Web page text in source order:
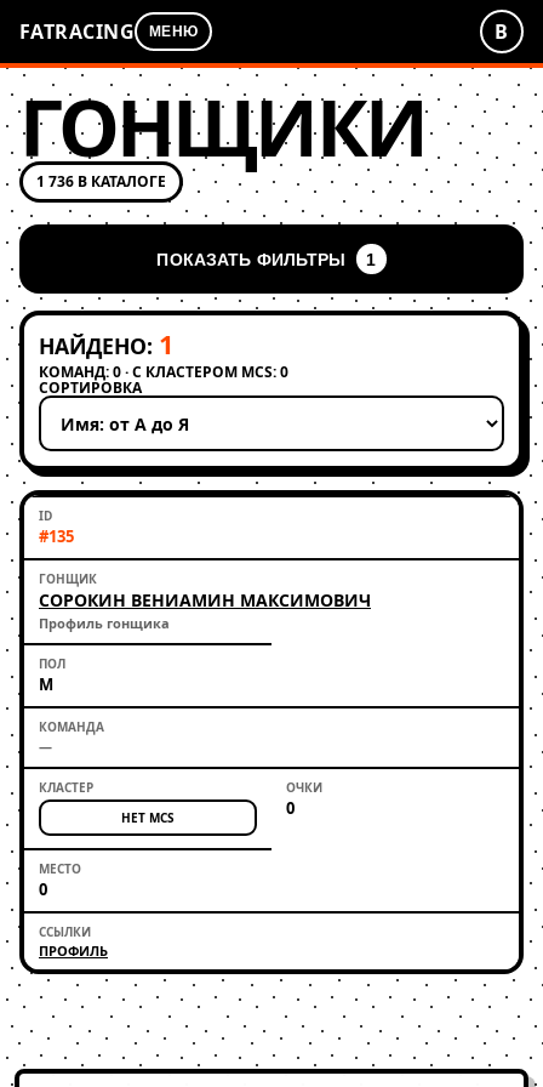
FATRACING МЕНЮ В
ГОНЩИКИ
1 736 В КАТАЛОГЕ
ПОКАЗАТЬ ФИЛЬТРЫ 1
НАЙДЕНО: 1
КОМАНД: 0 · С КЛАСТЕРОМ MCS: 0
СОРТИРОВКА
Применить сортировку
#135
СОРОКИН ВЕНИАМИН МАКСИМОВИЧ
Профиль гонщика
М
—
НЕТ MCS 0
0
ПРОФИЛЬ